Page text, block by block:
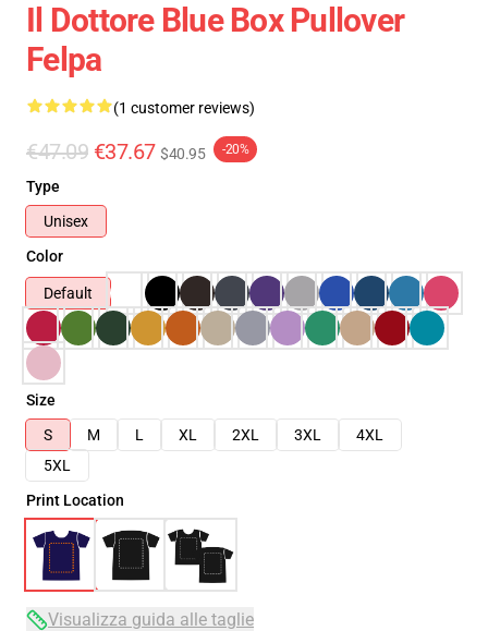
Il Dottore Blue Box Pullover
Felpa
(1 customer reviews)
€47.09 €37.67 $40.95 -20%
Type
Unisex
Color
Default
Size
S
M L XL 2XL 3XL
4XL
5XL
Print Location
Visualizza guida alle taglie